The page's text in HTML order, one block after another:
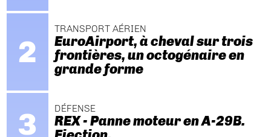
TRANSPORT AÉRIEN
EuroAirport, à cheval sur trois
frontières, un octogénaire en
grande forme
DÉFENSE
REX - Panne moteur en A-29B.